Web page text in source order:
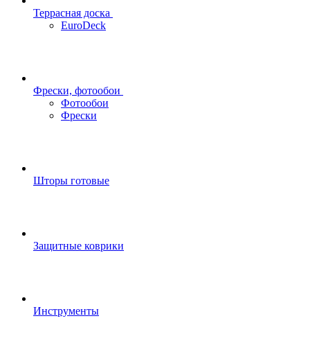
Террасная доска
EuroDeck
Фрески, фотообои
Фотообои
Фрески
Шторы готовые
Защитные коврики
Инструменты